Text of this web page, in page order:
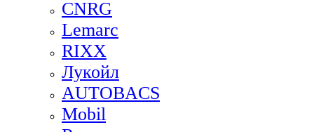
CNRG
Lemarc
RIXX
Лукойл
AUTOBACS
Mobil